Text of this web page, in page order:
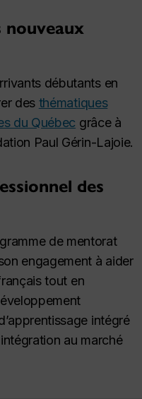
nouveaux
débutants en
des thématiques
du Québec grâce à
Paul Gérin-Lajoie.
des
de mentorat
engagement à aider
tout en
intégré
au marché